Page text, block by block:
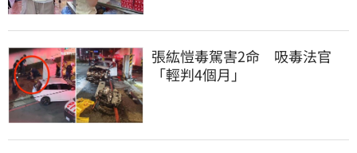
張紘愷毒駕害2命　吸毒法官
「輕判4個月」